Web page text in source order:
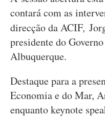
contará com as
direcção da ACIF,
presidente do
Albuquerque.
Destaque para a
Economia e do Mar,
enquanto keynote